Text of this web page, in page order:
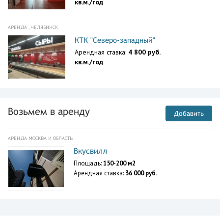
кв.м./год
АРЕНДА , ЧЕЛЯБИНСК
КТК "Северо-западный"
Арендная ставка: 4 800 руб.
кв.м./год
Возьмем в аренду Добавить
АРЕНДА МОСКВА И ОБЛАСТЬ
Вкусвилл
Площадь:150-200 м2
Арендная ставка: 36 000 руб.